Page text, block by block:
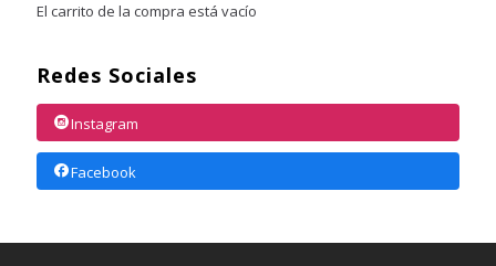
El carrito de la compra está vacío
Redes Sociales
Instagram
Facebook